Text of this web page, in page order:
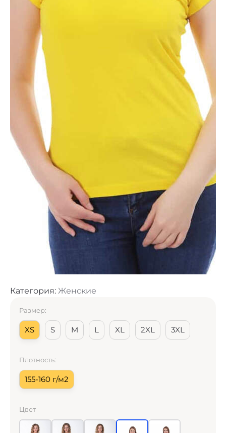
Категория: Женские
Размер:
XS S M L XL 2XL 3XL
Плотность:
155-160 г/м2
Цвет